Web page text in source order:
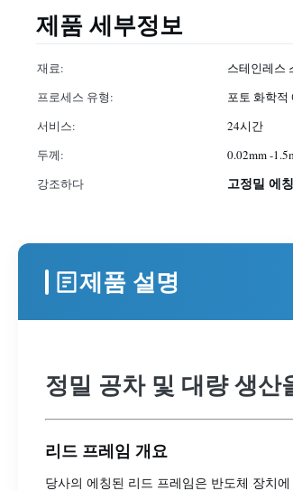
제품 세부정보
재료: 스테인레스
프로세스 유형:
포토 화학적
서비스:
24시간
두께:
0.02mm -
강조하다
고정밀 에
제품 설명
정밀 공차 및 대량 생산
리드 프레임 개요
당사의 에칭된 리드 프레임은 반도체 장치